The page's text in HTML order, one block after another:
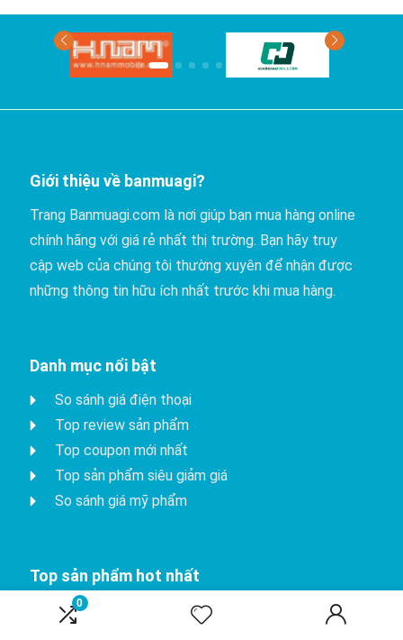
0
rẻ
nhất?
Giới thiệu về banmuagi?
Trang Banmuagi.com là nơi giúp bạn mua hàng online
chính hãng với giá rẻ nhất thị trường. Bạn hãy truy
cập web của chúng tôi thường xuyên để nhận được
những thông tin hữu ích nhất trước khi mua hàng.
Danh mục nổi bật
So sánh giá điện thoại
Top review sản phẩm
Top coupon mới nhất
Top sản phẩm siêu giảm giá
So sánh giá mỹ phẩm
Top sản phẩm hot nhất
iPhone 15 Pro